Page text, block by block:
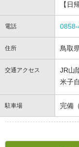
【
電話 0858-
住所 鳥取
交通アクセス
JR山
米子
駐車場 完備